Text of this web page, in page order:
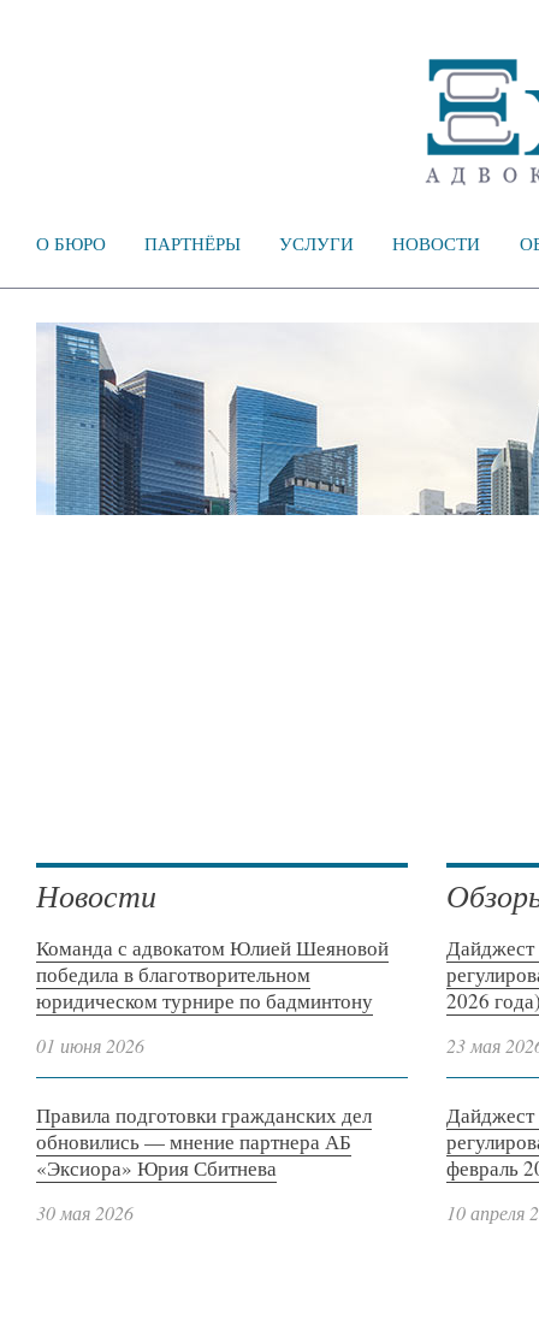
О БЮРО ПАРТНЁРЫ УСЛУГИ НОВОСТИ
Новости
Команда с адвокатом Юлией Шеяновой
победила в благотворительном
юридическом турнире по бадминтону
01 июня 2026
Правила подготовки гражданских дел
обновились — мнение партнера АБ
«Эксиора» Юрия Сбитнева
30 мая 2026
Дайджест
2026
23 мая
Дайджест
февраль
10 апреля